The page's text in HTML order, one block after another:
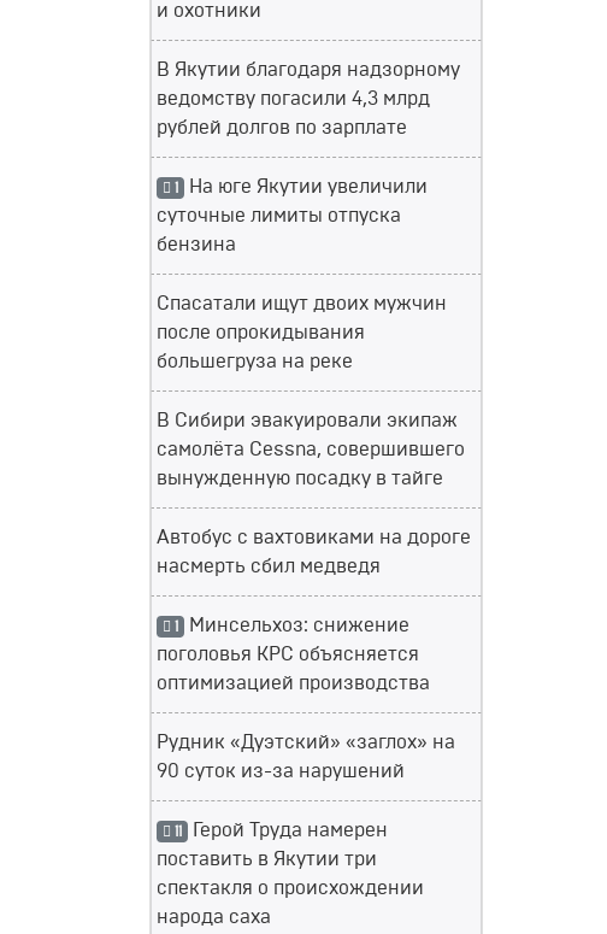
и охотники
В Якутии благодаря надзорному
ведомству погасили 4,3 млрд
рублей долгов по зарплате
1 На юге Якутии увеличили
суточные лимиты отпуска
бензина
Спасатали ищут двоих мужчин
после опрокидывания
большегруза на реке
В Сибири эвакуировали экипаж
самолёта Cessna, совершившего
вынужденную посадку в тайге
Автобус с вахтовиками на дороге
насмерть сбил медведя
1 Минсельхоз: снижение
поголовья КРС объясняется
оптимизацией производства
Рудник «Дуэтский» «заглох» на
90 суток из-за нарушений
11 Герой Труда намерен
поставить в Якутии три
спектакля о происхождении
народа саха